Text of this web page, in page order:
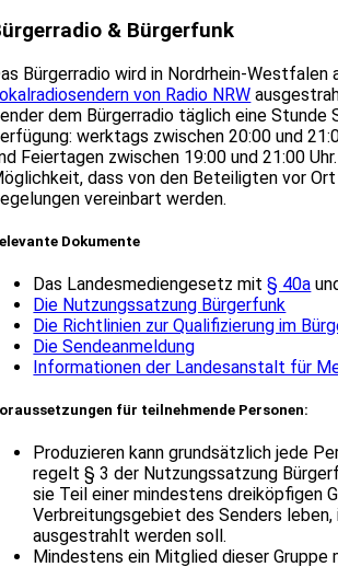
& Bürgerfunk
Bürgerradio wird in Nordrhein-Westfalen
von Radio NRW
dem Bürgerradio täglich eine Stunde
werktags zwischen 20:00 und
Feiertagen zwischen 19:00 und 21:00
dass von den Beteiligten vor
vereinbart werden.
Dokumente
Das Landesmediengesetz mit§ 40a
Die Nutzungssatzung Bürgerfunk
Die Richtlinien zur Qualifizierung im
Die Sendeanmeldung
Informationen der Landesanstalt für
für teilnehmende Personen:
Produzieren kann grundsätzlich jede
regelt § 3 der Nutzungssatzung
sie Teil einer mindestens dreiköpfigen
Verbreitungsgebiet des Senders leben,
ausgestrahlt werden soll.
Mindestens ein Mitglied dieser Gruppe